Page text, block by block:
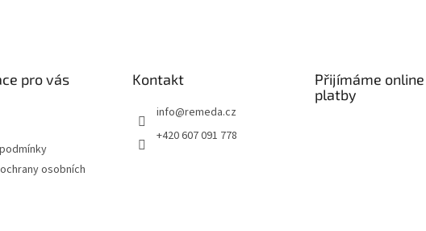
pro vás
osobních
Kontakt
info@remeda.cz
+420 607 091 778
Přijímáme online
platby